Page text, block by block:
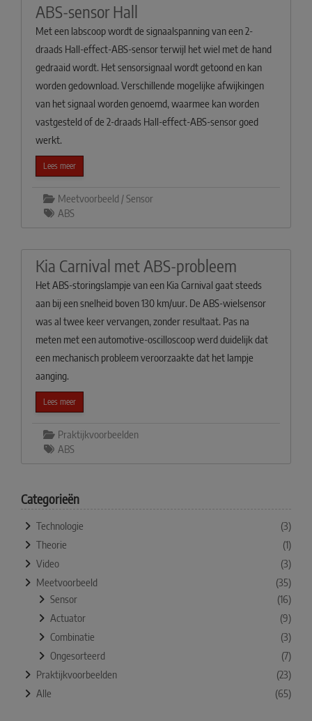
ABS-sensor Hall
Met een labscoop wordt de signaalspanning van een 2-
draads Hall-effect-ABS-sensor terwijl het wiel met de hand
gedraaid wordt. Het sensorsignaal wordt getoond en kan
worden gedownload. Verschillende mogelijke afwijkingen
van het signaal worden genoemd, waarmee kan worden
vastgesteld of de 2-draads Hall-effect-ABS-sensor goed
werkt.
Lees meer
Meetvoorbeeld / Sensor
ABS
Kia Carnival met ABS-probleem
Het ABS-storingslampje van een Kia Carnival gaat steeds
aan bij een snelheid boven 130 km/uur. De ABS-wielsensor
was al twee keer vervangen, zonder resultaat. Pas na
meten met een automotive-oscilloscoop werd duidelijk dat
een mechanisch probleem veroorzaakte dat het lampje
aanging.
Lees meer
Praktijkvoorbeelden
ABS
Categorieën
Technologie
(3)
Theorie
(1)
Video
(3)
Meetvoorbeeld
(35)
Sensor
(16)
Actuator
(9)
Combinatie
(3)
Ongesorteerd
(7)
Praktijkvoorbeelden
(23)
Alle
(65)